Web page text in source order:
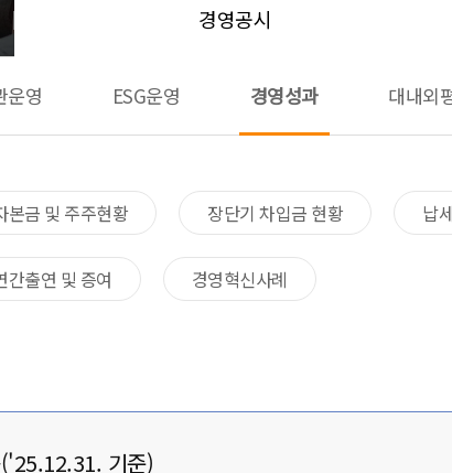
경영공시
운영 ESG운영 경영성과 대내외
본금 및 주주현황 장단기 차입금 현황 납
간출연 및 증여 경영혁신사례
기준)